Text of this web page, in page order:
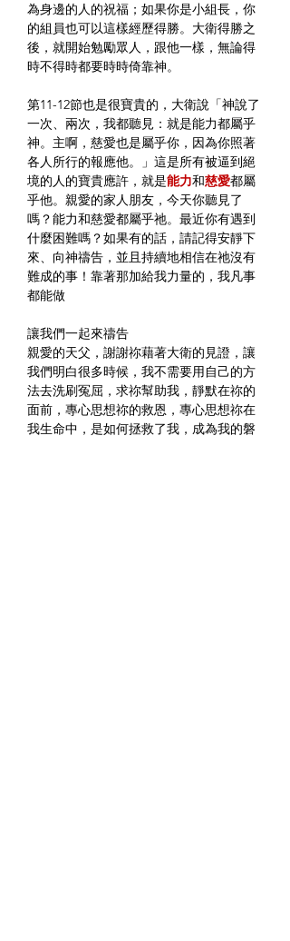
為身邊的人的祝福；如果你是小組長，你
的組員也可以這樣經歷得勝。大衛得勝之
後，就開始勉勵眾人，跟他一樣，無論得
時不得時都要時時倚靠神。
第11-12節也是很寶貴的，大衛說「神說了
一次、兩次，我都聽見：就是能力都屬乎
神。主啊，慈愛也是屬乎你，因為你照著
各人所行的報應他。」這是所有被逼到絕
境的人的寶貴應許，就是能力和慈愛都屬
乎他。親愛的家人朋友，今天你聽見了
嗎？能力和慈愛都屬乎祂。最近你有遇到
什麼困難嗎？如果有的話，請記得安靜下
來、向神禱告，並且持續地相信在祂沒有
難成的事！靠著那加給我力量的，我凡事
都能做
讓我們一起來禱告
親愛的天父，謝謝祢藉著大衛的見證，讓
我們明白很多時候，我不需要用自己的方
法去洗刷冤屈，求祢幫助我，靜默在祢的
面前，專心思想祢的救恩，專心思想祢在
我生命中，是如何拯救了我，成為我的磐